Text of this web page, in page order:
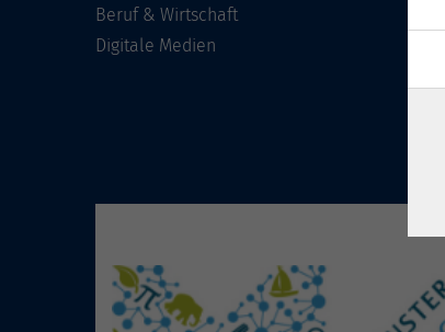
Beruf & Wirtschaft
Digitale Medien